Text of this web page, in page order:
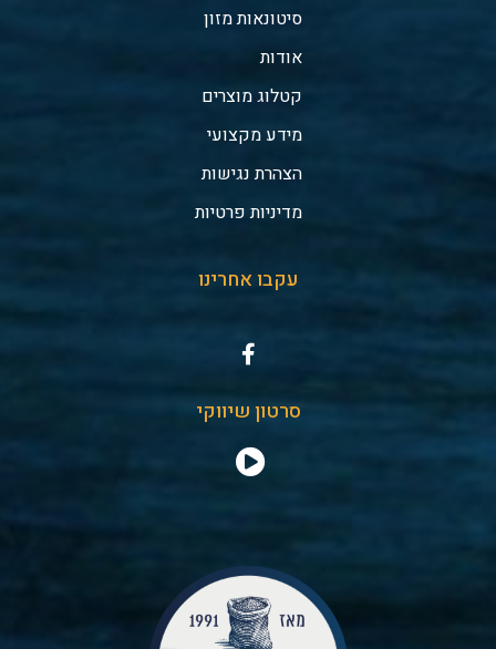
סיטונאות מזון
אודות
קטלוג מוצרים
מידע מקצועי
הצהרת נגישות
מדיניות פרטיות
עקבו אחרינו
סרטון שיווקי